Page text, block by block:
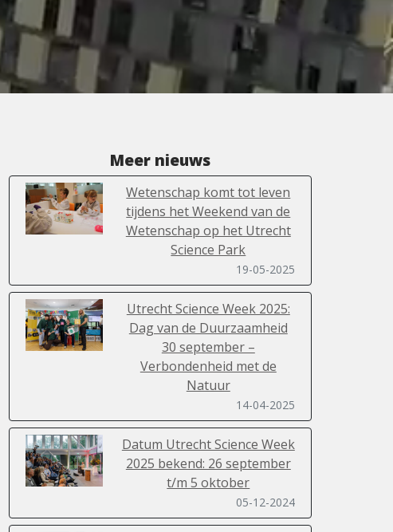
Meer nieuws
Wetenschap komt tot leven
tijdens het Weekend van de
Wetenschap op het Utrecht
Science Park
19-05-2025
Utrecht Science Week 2025:
Dag van de Duurzaamheid
30 september –
Verbondenheid met de
Natuur
14-04-2025
Datum Utrecht Science Week
2025 bekend: 26 september
t/m 5 oktober
05-12-2024